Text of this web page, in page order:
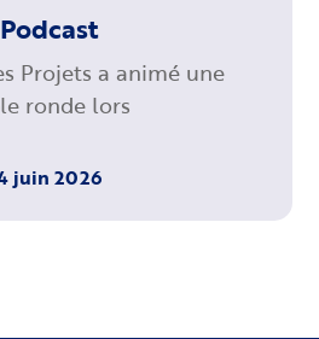
Podcast
Projets a animé une
ronde lors
juin 2026